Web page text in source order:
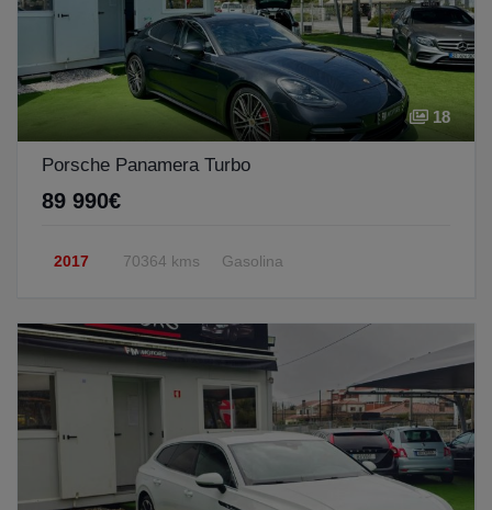
18
Porsche Panamera Turbo
89 990€
2017 70364 kms Gasolina